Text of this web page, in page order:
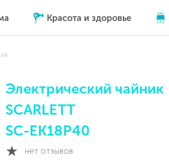
Красота и здоровье
Электрический чайник
SCARLETT
SC-EK18P40
нет отзывов